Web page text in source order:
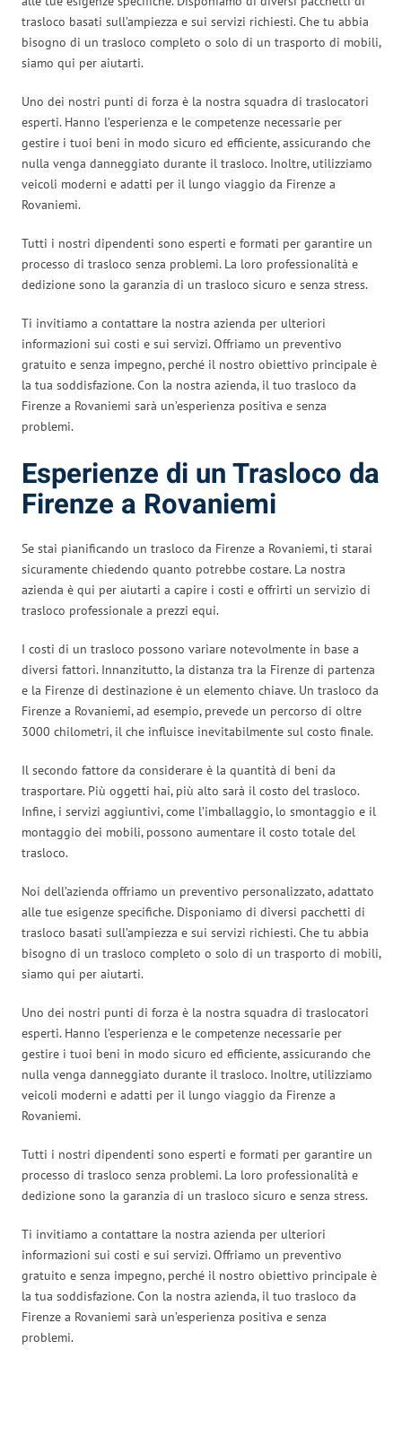
trasloco basati sull’ampiezza e sui servizi richiesti. Che tu abbia
bisogno di un trasloco completo o solo di un trasporto di mobili,
siamo qui per aiutarti.
Uno dei nostri punti di forza è la nostra squadra di traslocatori
esperti. Hanno l’esperienza e le competenze necessarie per
gestire i tuoi beni in modo sicuro ed efficiente, assicurando che
nulla venga danneggiato durante il trasloco. Inoltre, utilizziamo
veicoli moderni e adatti per il lungo viaggio da Firenze a
Rovaniemi.
Tutti i nostri dipendenti sono esperti e formati per garantire un
processo di trasloco senza problemi. La loro professionalità e
dedizione sono la garanzia di un trasloco sicuro e senza stress.
Ti invitiamo a contattare la nostra azienda per ulteriori
informazioni sui costi e sui servizi. Offriamo un preventivo
gratuito e senza impegno, perché il nostro obiettivo principale è
la tua soddisfazione. Con la nostra azienda, il tuo trasloco da
Firenze a Rovaniemi sarà un’esperienza positiva e senza
problemi.
Esperienze di un Trasloco da
Firenze a Rovaniemi
Se stai pianificando un trasloco da Firenze a Rovaniemi, ti starai
sicuramente chiedendo quanto potrebbe costare. La nostra
azienda è qui per aiutarti a capire i costi e offrirti un servizio di
trasloco professionale a prezzi equi.
I costi di un trasloco possono variare notevolmente in base a
diversi fattori. Innanzitutto, la distanza tra la Firenze di partenza
e la Firenze di destinazione è un elemento chiave. Un trasloco da
Firenze a Rovaniemi, ad esempio, prevede un percorso di oltre
3000 chilometri, il che influisce inevitabilmente sul costo finale.
Il secondo fattore da considerare è la quantità di beni da
trasportare. Più oggetti hai, più alto sarà il costo del trasloco.
Infine, i servizi aggiuntivi, come l’imballaggio, lo smontaggio e il
montaggio dei mobili, possono aumentare il costo totale del
trasloco.
Noi dell’azienda offriamo un preventivo personalizzato, adattato
alle tue esigenze specifiche. Disponiamo di diversi pacchetti di
trasloco basati sull’ampiezza e sui servizi richiesti. Che tu abbia
bisogno di un trasloco completo o solo di un trasporto di mobili,
siamo qui per aiutarti.
Uno dei nostri punti di forza è la nostra squadra di traslocatori
esperti. Hanno l’esperienza e le competenze necessarie per
gestire i tuoi beni in modo sicuro ed efficiente, assicurando che
nulla venga danneggiato durante il trasloco. Inoltre, utilizziamo
veicoli moderni e adatti per il lungo viaggio da Firenze a
Rovaniemi.
Tutti i nostri dipendenti sono esperti e formati per garantire un
processo di trasloco senza problemi. La loro professionalità e
dedizione sono la garanzia di un trasloco sicuro e senza stress.
Ti invitiamo a contattare la nostra azienda per ulteriori
informazioni sui costi e sui servizi. Offriamo un preventivo
gratuito e senza impegno, perché il nostro obiettivo principale è
la tua soddisfazione. Con la nostra azienda, il tuo trasloco da
Firenze a Rovaniemi sarà un’esperienza positiva e senza
problemi.